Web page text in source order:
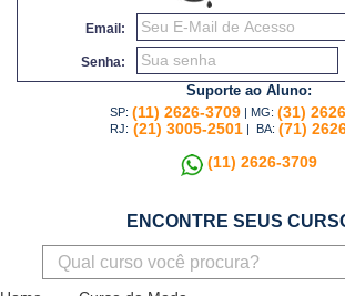
Email:
Senha:
Suporte ao Aluno:
SP: (11) 2626-3709 | MG: (31)
RJ: (21) 3005-2501 | BA: (71)
(11) 2626-3709
ENCONTRE SEUS